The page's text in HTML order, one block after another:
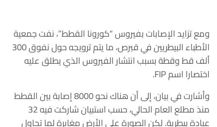
ومع تزايد الإصابات بفيروس “كورونا القطط”، نفت جمعية
الأطباء البيطريين في قبرص، ما يتم ترويجه حول نفوق 300
ألف قط وقطة بسبب انتشار الفيروس الذي يطلق عليه
اختصارا اسم FIP.
وأشارت في بيان، إلى أن هناك نحو 8000 إصابة بين القطط
منذ مطلع العام الحالي، حسب استبيان شاركت فيه 32
عيادة بيطرية. لكن الصورة على الأرض مغايرة لما تحاول